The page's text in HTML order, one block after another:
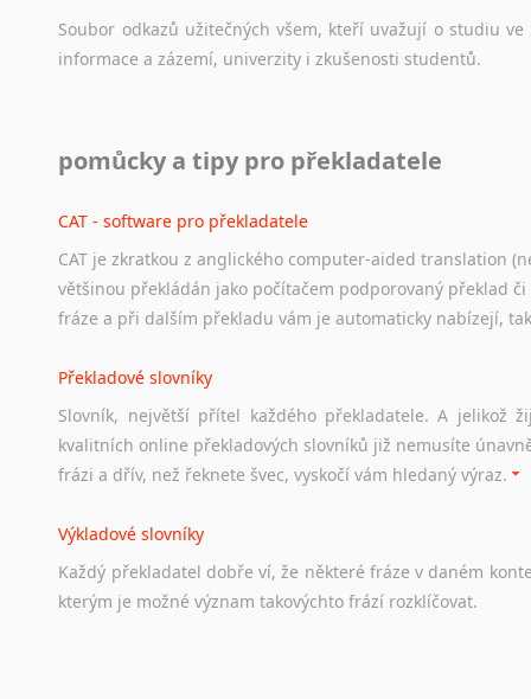
Soubor odkazů užitečných všem, kteří uvažují o studiu ve
informace a zázemí, univerzity i zkušenosti studentů.
Odkazy poskytující cenné informace nekomerčního
Studium v Austrálii
Soubor odkazů užitečných všem, kteří uvažují o studiu v
a zázemí, australské univerzity a samozřejmě i osobní
Práce v Austrálii
Odkazy poskytující cenné informace nekomerčního
hledat práci na internetu případně osobní zkušenosti
Hledáte-li
práci
stejná obecná pravidla, jako pro český životopis. Tak dost
pomůcky a tipy pro překladatele
CAT - software pro překladatele
CAT je zkratkou z anglického computer-aided translation
většinou překládán jako počítačem podporovaný překlad
fráze a při dalším překladu vám je automaticky nabízejí,
Překladové slovníky
Slovník, největší přítel každého překladatele. A jelikož
kvalitních online překladových slovníků již nemusíte
frázi a dřív, než řeknete švec, vyskočí vám hledaný výraz.
Výkladové slovníky
Každý překladatel dobře ví, že některé fráze v daném
kterým je možné význam takovýchto frází rozklíčovat.